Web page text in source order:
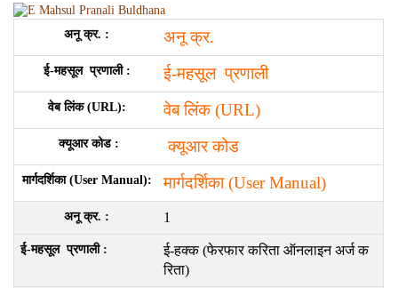
अनू क्र.
ई-महसूल प्रणाली
वेब लिंक (URL)
क्यूआर कोड
मार्गदर्शिका (User Manual)
1
ई-हक्क (फेरफार करिता ऑनलाइन अर्ज क
रिता)